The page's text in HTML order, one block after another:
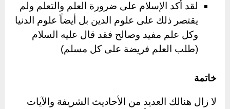
لقد أكد الإسلام على ضرورة العلم والتعلم ولم
يقتصر ذلك على علوم الدين بل أيضاً علوم الدنيا
وكل علم مفيد وصالح فقد قال عليه السلام
(طلب العلم فريضة على كل مسلم)
خاتمة
لا زال هنالك العديد من الأحاديث الشريفة والآيات